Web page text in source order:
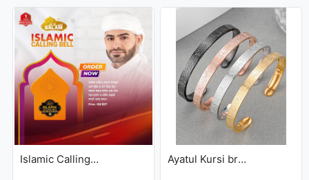
Islamic Calling Bell Ayatul Kursi bracelet